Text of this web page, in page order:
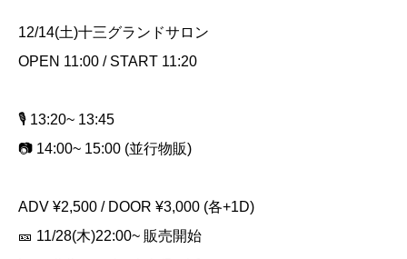
12/14(土)十三グランドサロン
OPEN 11:00 / START 11:20
🎙️ 13:20~ 13:45
📷 14:00~ 15:00 (並行物販)
ADV ¥2,500 / DOOR ¥3,000 (各+1D)
🎫 11/28(木)22:00~ 販売開始